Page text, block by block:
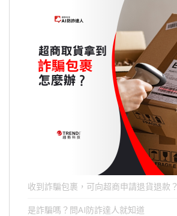
收到詐騙包裹，可向超商申請退貨退款？
是詐騙嗎？問AI防詐達人就知道